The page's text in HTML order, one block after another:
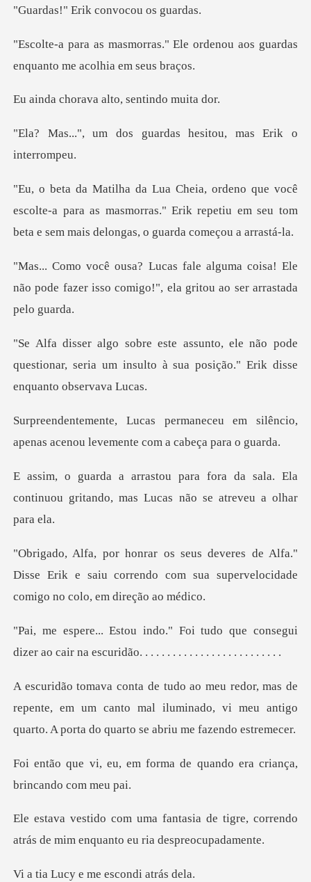
rik convocou
Ele ordenou aos guardas
enqua
va alto, senti
guardas hesitou, mas
scolte-a para as masmorras." Erik repetiu em seu tom
b
coisa! Ele
não pode fazer isso comigo!",
não pode
questionar, seria um insulto à sua p
eu em silêncio,
apenas acenou leve
da sala. Ela
continuou gritando, mas
Alfa."
Disse Erik e saiu correndo com sua super
consegui
dizer ao cair na escuridão. . . .
repente, em um canto mal iluminado, vi meu antigo
quar
forma de quando era crian
a de tigre, correndo
atrás de mim
e me escondi